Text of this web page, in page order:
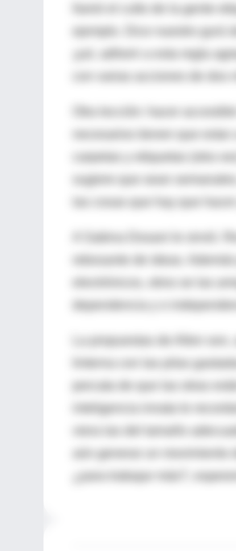
llamó el culto de la gente
ejemplo. Dice nuestro
¡ya!, adherir a esta regla
con varias acciones de dos
carpetas y etiquetas (otra
sugiere que sean
las cosas que hay que
A Sabina Dosani le sirvió.
rebosante de ideas.
electrónicos, otros se las
dependencia y o
La propuestas de Allen
linterna con las pilas
percata de que las otras
inteligencia innata le
viera las del tamaño
aún generar un